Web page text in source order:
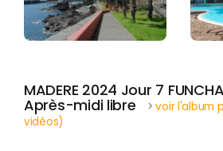
MADERE 2024 Jour 7
Après-midi libre >voir l'album
vidéos)